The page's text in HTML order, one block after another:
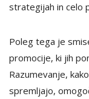
strategijah in celo
Poleg tega je
promocije, ki jih
Razumevanje,
spremljajo,